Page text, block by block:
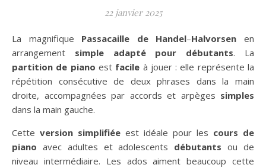
22 janvier 2025
La magnifique Passacaille de Handel–Halvorsen en
arrangement simple adapté pour débutants. La
partition de piano estfacile à jouer : elle représente la
répétition consécutive de deux phrases dans la main
droite, accompagnées par accords et arpèges simples
dans la main gauche.
Cette version simplifiée est idéale pour les cours de
piano avec adultes et adolescents débutants ou de
niveau intermédiaire. Les ados aiment beaucoup cette